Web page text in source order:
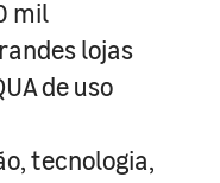
mil
lojas
de uso
tecnologia,